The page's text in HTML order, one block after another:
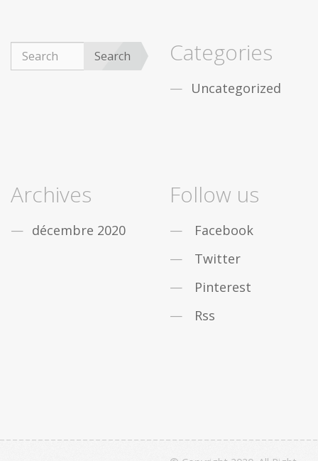
Search Categories
Uncategorized
Archives
décembre 2020
Follow us
Facebook
Twitter
Pinterest
Rss